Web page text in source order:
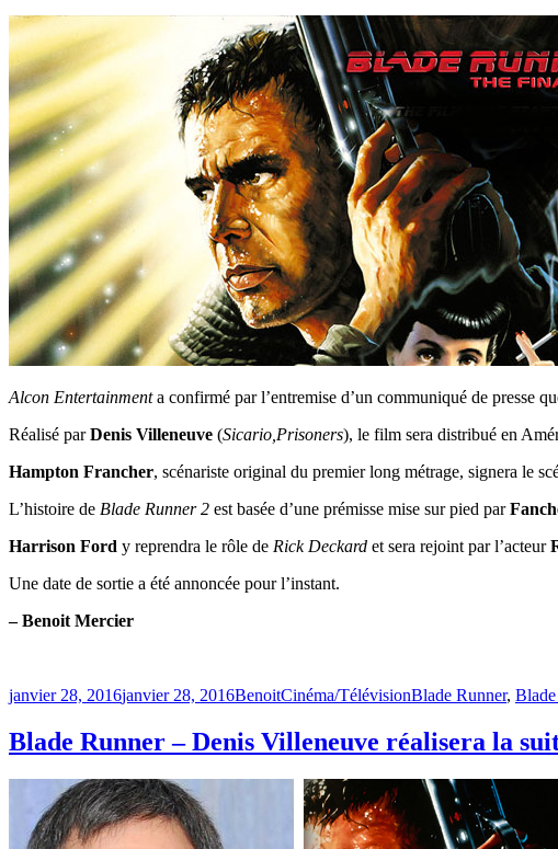
Alcon Entertainmenta confirmé par l’entremise d’un communiqué de presse
Réalisé parDenis Villeneuve (Sicario,Prisoners), le film sera distribué en
Hampton Francher, scénariste original du premier long métrage, signera le
L’histoire de Blade Runner 2 est basée d’une prémisse mise sur pied par
Harrison Ford y reprendra le rôle de Rick Deckard et sera rejoint par l’acteur
Une date de sortie a été annoncée pour l’instant.
– Benoit Mercier
Publié
janvier 28, 2016janvier 28, 2016BenoitCatégories
Cinéma/TélévisionÉtiquettes
Blade Runner,
Blade Runner – Denis Villeneuve réalisera la